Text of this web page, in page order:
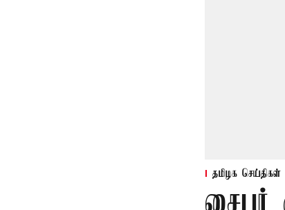
தமிழக செய்திகள்